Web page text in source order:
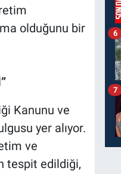
olduğunu bir
Kanunu ve
yer alıyor.
ve
tespit edildiği,
6
7